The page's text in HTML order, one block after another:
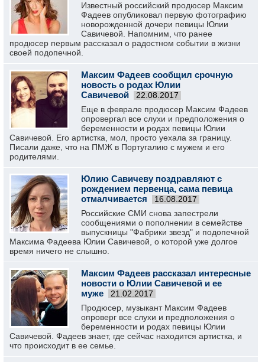
Известный российский продюсер Максим
Фадеев опубликовал первую фотографию
новорожденной дочери певицы Юлии
Савичевой. Напомним, что ранее
продюсер первым рассказал о радостном событии в жизни
своей подопечной.
Максим Фадеев сообщил срочную
новость о родах Юлии
Савичевой
22.08.2017
Еще в феврале продюсер Максим Фадеев
опровергал все слухи и предположения о
беременности и родах певицы Юлии
Савичевой. Его артистка, мол, просто уехала за границу.
Писали даже, что на ПМЖ в Португалию с мужем и его
родителями.
Юлию Савичеву поздравляют с
рождением первенца, сама певица
отмалчивается
16.08.2017
Российские СМИ снова запестрели
сообщениями о пополнении в семействе
выпускницы "Фабрики звезд" и подопечной
Максима Фадеева Юлии Савичевой, о которой уже долгое
время ничего не слышно.
Максим Фадеев рассказал интересные
новости о Юлии Савичевой и ее
муже
21.02.2017
Продюсер, музыкант Максим Фадеев
опроверг все слухи и предположения о
беременности и родах певицы Юлии
Савичевой. Фадеев знает, где сейчас находится артистка, и
что происходит в ее семье.